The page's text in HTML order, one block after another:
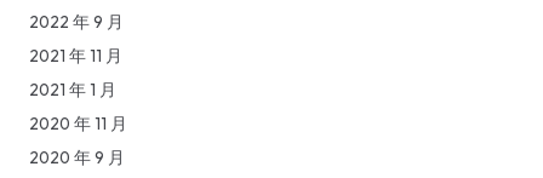
2022 年 9 月
2021 年 11 月
2021 年 1 月
2020 年 11 月
2020 年 9 月